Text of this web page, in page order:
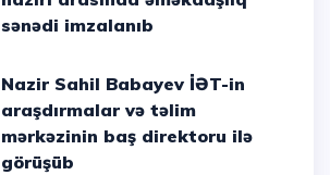
sənədi imzalanıb
Nazir Sahil Babayev İƏT-in
araşdırmalar və təlim
mərkəzinin baş direktoru ilə
görüşüb